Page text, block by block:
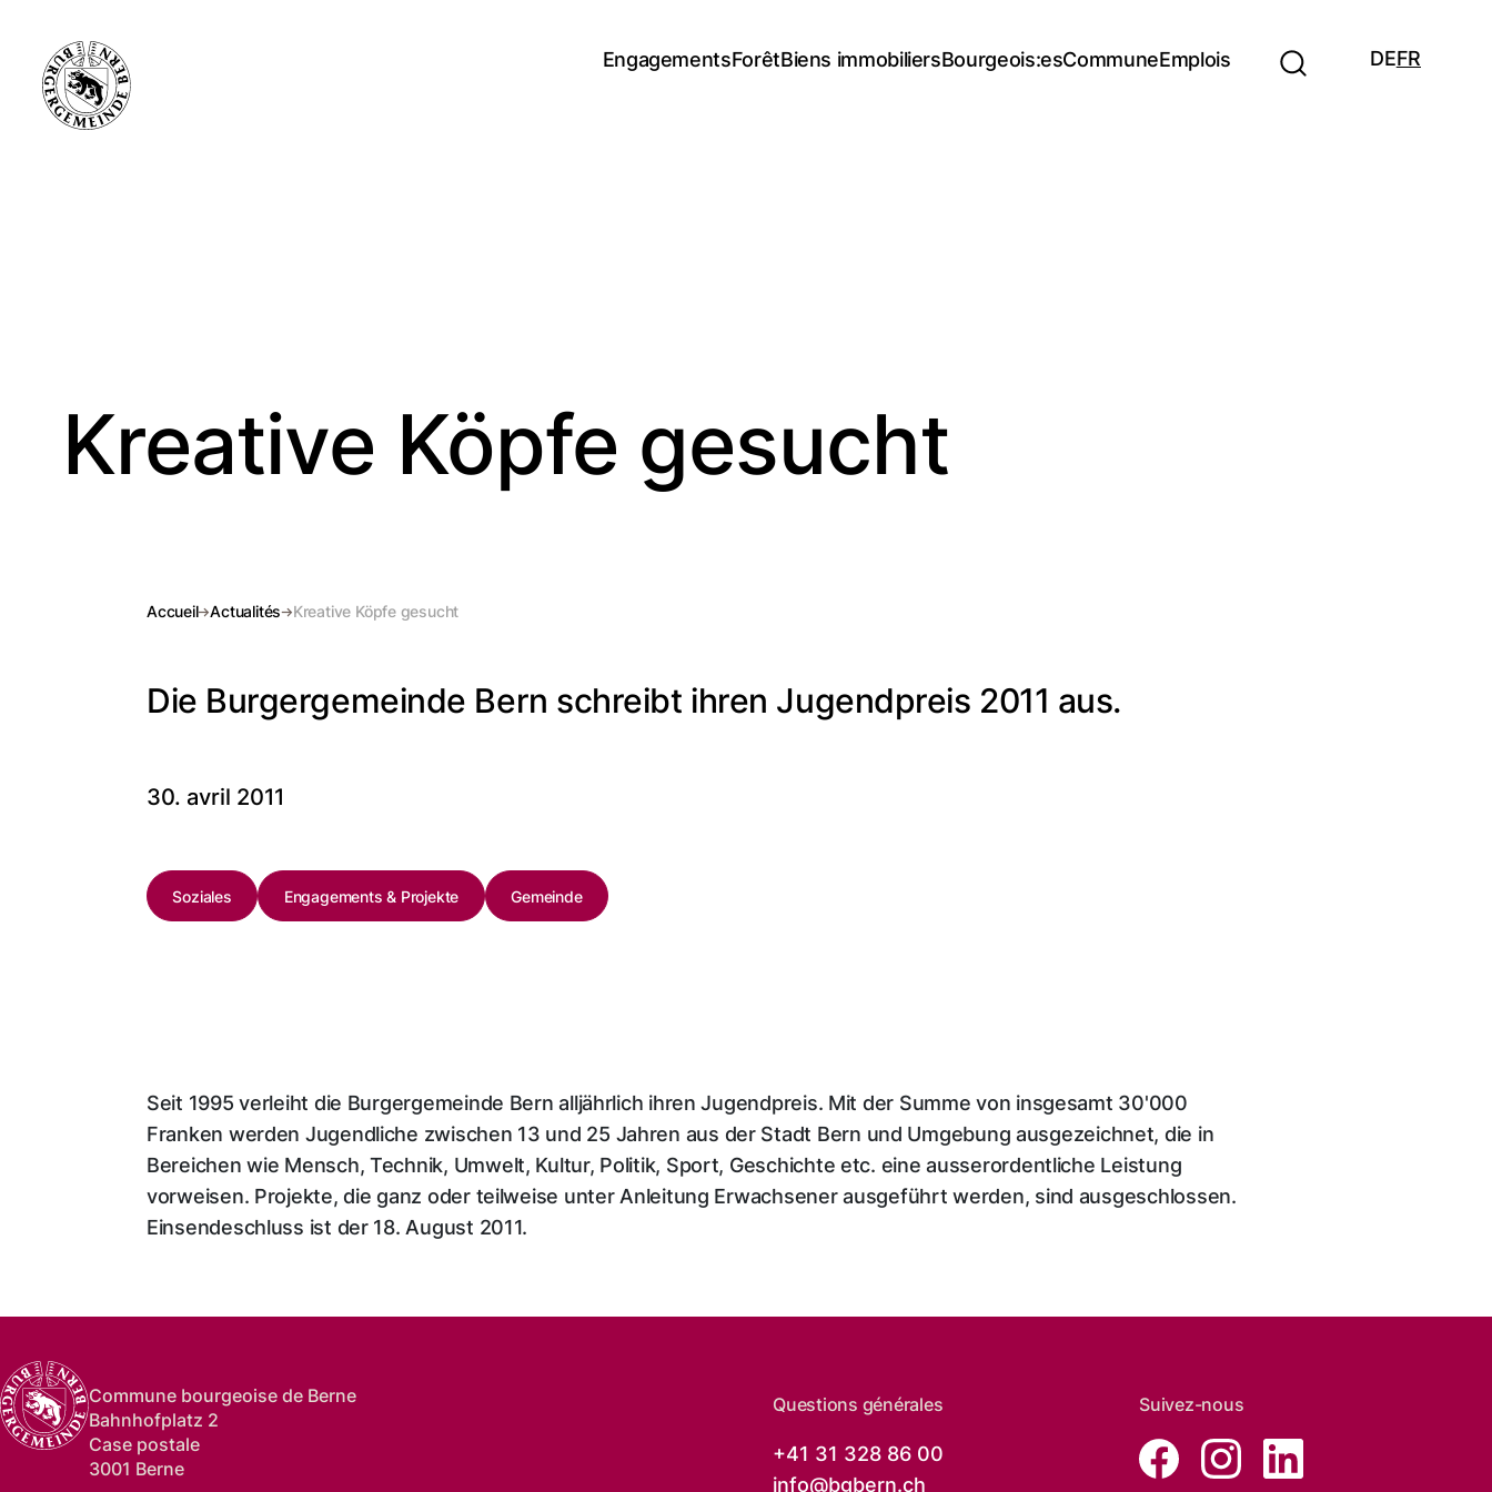
EngagementsForêtBiens immobiliersBourgeois:esCommuneEmplois DEFR
Kreative Köpfe gesucht
Accueil Actualités Kreative Köpfe gesucht
Die Burgergemeinde Bern schreibt ihren Jugendpreis 2011 aus.
30. avril 2011
Soziales Engagements & Projekte Gemeinde
Seit 1995 verleiht die Burgergemeinde Bern alljährlich ihren Jugendpreis. Mit der Summe von insgesamt 30'000
Franken werden Jugendliche zwischen 13 und 25 Jahren aus der Stadt Bern und Umgebung ausgezeichnet, die in
Bereichen wie Mensch, Technik, Umwelt, Kultur, Politik, Sport, Geschichte etc. eine ausserordentliche Leistung
vorweisen. Projekte, die ganz oder teilweise unter Anleitung Erwachsener ausgeführt werden, sind ausgeschlossen.
Einsendeschluss ist der 18. August 2011.
Commune bourgeoise de Berne
Bahnhofplatz 2
Case postale
3001 Berne
Questions générales
+41 31 328 86 00
info@bgbern.ch
Suivez-nous